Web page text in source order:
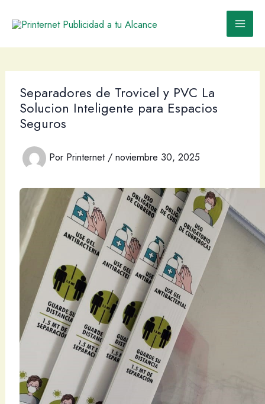
Separadores de Trovicel y PVC La
Solucion Inteligente para Espacios
Seguros
Por Printernet / noviembre 30, 2025